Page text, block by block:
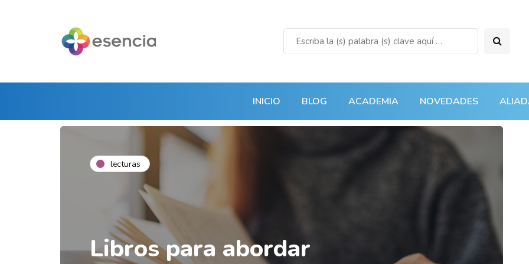
INICIO BLOG ACADEMIA NOVEDADES
lecturas
Libros para abordar